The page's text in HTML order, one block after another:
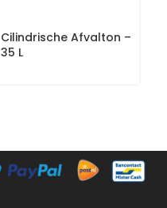
Cilindrische Afvalton –
35 L